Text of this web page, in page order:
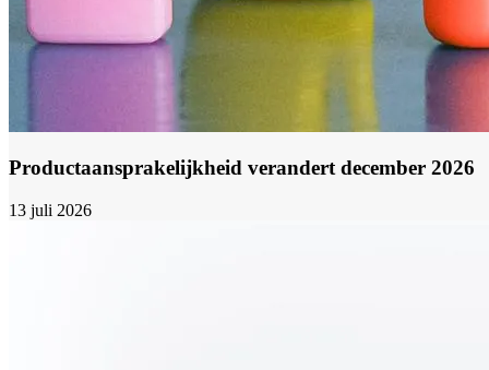
Productaansprakelijkheid verandert december 2026
13 juli 2026